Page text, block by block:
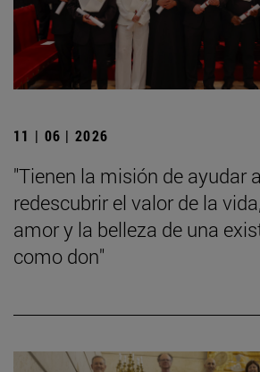
11 | 06 | 2026
"Tienen la misión de ayudar
redescubrir el valor de la
amor y la belleza de una
como don"